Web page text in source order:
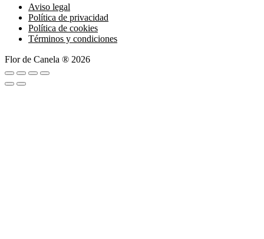
Aviso legal
Política de privacidad
Política de cookies
Términos y condiciones
Flor de Canela ® 2026